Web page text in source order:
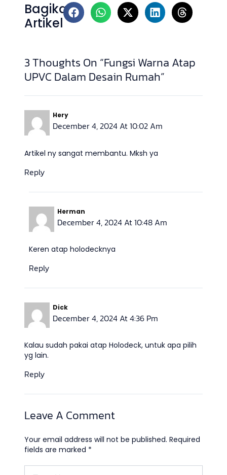
Bagikan
Artikel
3 Thoughts On “Fungsi Warna Atap
UPVC Dalam Desain Rumah”
Hery
December 4, 2024 At 10:02 Am
Artikel ny sangat membantu. Mksh ya
Reply
Herman
December 4, 2024 At 10:48 Am
Keren atap holodecknya
Reply
Dick
December 4, 2024 At 4:36 Pm
Kalau sudah pakai atap Holodeck, untuk apa pilih
yg lain.
Reply
Leave A Comment
Your email address will not be published. Required
fields are marked *